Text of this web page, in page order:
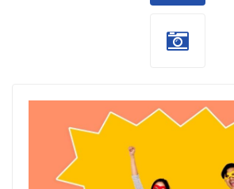
heroj-ulice-
2020.jpg